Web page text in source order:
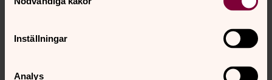
Inställningar
Analys
Bokningscentralen